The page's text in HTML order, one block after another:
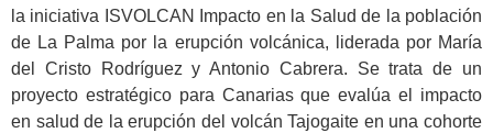
la iniciativa ISVOLCAN Impacto en la Salud de la población
de La Palma por la erupción volcánica, liderada por María
del Cristo Rodríguez y Antonio Cabrera. Se trata de un
proyecto estratégico para Canarias que evalúa el impacto
en salud de la erupción del volcán Tajogaite en una cohorte